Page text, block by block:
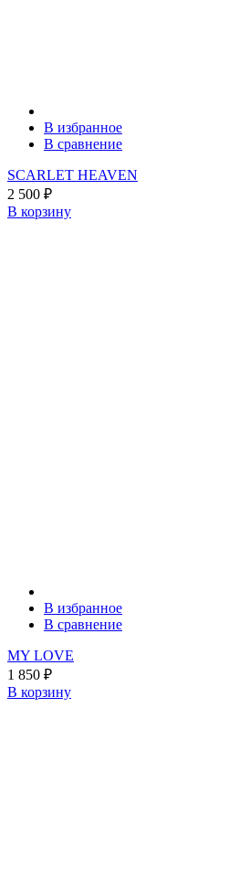
В избранное
В сравнение
SCARLET HEAVEN
2 500 ₽
В корзину
В избранное
В сравнение
MY LOVE
1 850 ₽
В корзину